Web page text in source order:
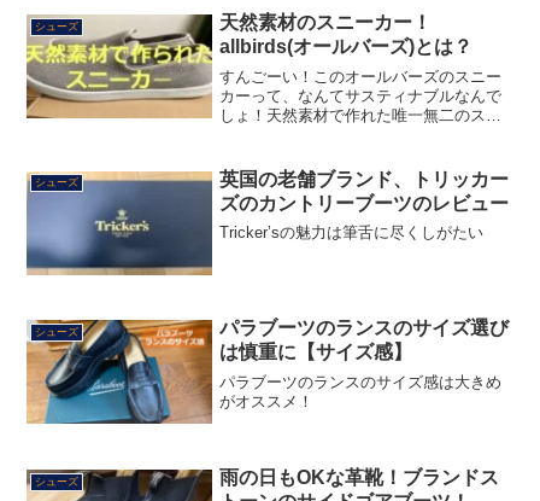
シューズ
天然素材のスニーカー！
allbirds(オールバーズ)とは？
すんごーい！このオールバーズのスニー
カーって、なんてサスティナブルなんで
しょ！天然素材で作れた唯一無二のスニ
シューズ
英国の老舗ブランド、トリッカー
ズのカントリーブーツのレビュー
Tricker’sの魅力は筆舌に尽くしがたい
シューズ
パラブーツのランスのサイズ選び
は慎重に【サイズ感】
パラブーツのランスのサイズ感は大きめ
がオススメ！
シューズ
雨の日もOKな革靴！ブランドス